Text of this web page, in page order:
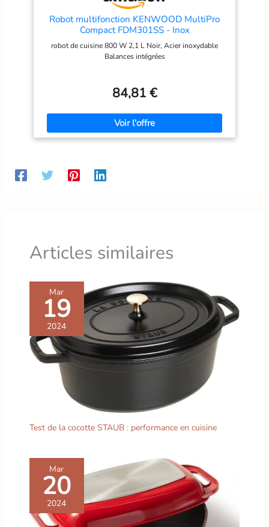
différentes / Avec
accessoires de série /
Couleur : Noir/Inox brossé
différentes ; Avec
accessoires de série ;
Robot multifonction KENWOOD MultiPro
Compact FDM301SS - Inox
robot de cuisine 800 W 2,1 L Noir, Acier inoxydable
Balances intégrées
84,81 €
Articles similaires
Mar
19
2024
Test de la cocotte STAUB : performance en cuisine
Mar
20
2024